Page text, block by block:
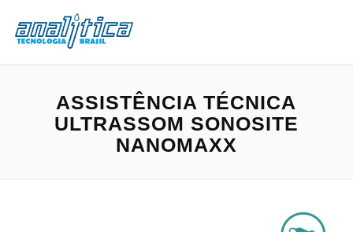
ASSISTÊNCIA TÉCNICA
ULTRASSOM SONOSITE
NANOMAXX